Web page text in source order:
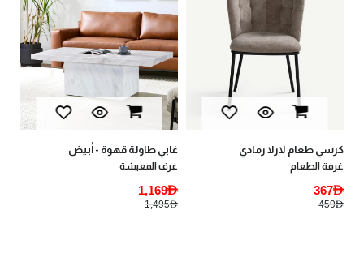
كرسي طعام لارلا رمادي
غرفة الطعام
367AED
459AED
غابي طاولة قهوة - أبيض
غرف المعيشة
1,169AED
1,495AED